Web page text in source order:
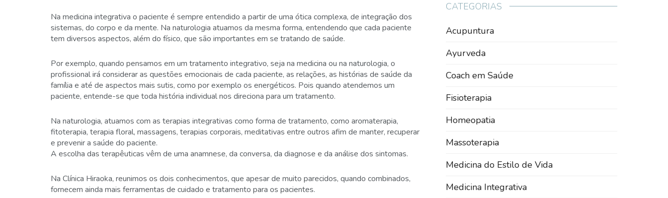
Na medicina integrativa o paciente é sempre entendido a partir de uma ótica complexa, de integração dos
sistemas, do corpo e da mente. Na naturologia atuamos da mesma forma, entendendo que cada paciente
tem diversos aspectos, além do físico, que são importantes em se tratando de saúde.
Por exemplo, quando pensamos em um tratamento integrativo, seja na medicina ou na naturologia, o
profissional irá considerar as questões emocionais de cada paciente, as relações, as histórias de saúde da
família e até de aspectos mais sutis, como por exemplo os energéticos. Pois quando atendemos um
paciente, entende-se que toda história individual nos direciona para um tratamento.
Na naturologia, atuamos com as terapias integrativas como forma de tratamento, como aromaterapia,
fitoterapia, terapia floral, massagens, terapias corporais, meditativas entre outros afim de manter, recuperar
e prevenir a saúde do paciente.
A escolha das terapêuticas vêm de uma anamnese, da conversa, da diagnose e da análise dos sintomas.
Na Clínica Hiraoka, reunimos os dois conhecimentos, que apesar de muito parecidos, quando combinados,
fornecem ainda mais ferramentas de cuidado e tratamento para os pacientes.
CATEGORIAS
Acupuntura
Ayurveda
Coach em Saúde
Fisioterapia
Homeopatia
Massoterapia
Medicina do Estilo de Vida
Medicina Integrativa